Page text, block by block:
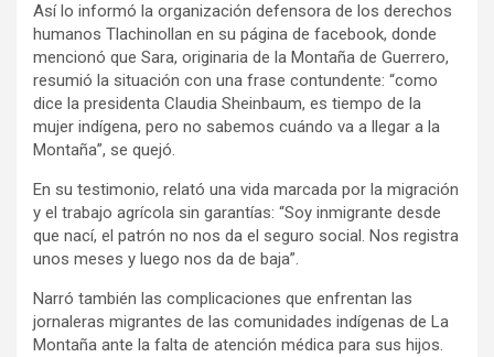
Así lo informó la organización defensora de los derechos
humanos Tlachinollan en su página de facebook, donde
mencionó que Sara, originaria de la Montaña de Guerrero,
resumió la situación con una frase contundente: “como
dice la presidenta Claudia Sheinbaum, es tiempo de la
mujer indígena, pero no sabemos cuándo va a llegar a la
Montaña”, se quejó.
En su testimonio, relató una vida marcada por la migración
y el trabajo agrícola sin garantías: “Soy inmigrante desde
que nací, el patrón no nos da el seguro social. Nos registra
unos meses y luego nos da de baja”.
Narró también las complicaciones que enfrentan las
jornaleras migrantes de las comunidades indígenas de La
Montaña ante la falta de atención médica para sus hijos.